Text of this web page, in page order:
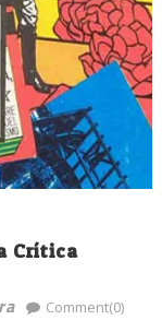
Crítica
Comment(0)